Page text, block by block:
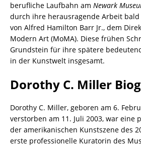
berufliche Laufbahn am Newark
durch ihre herausragende Arbeit
von Alfred Hamilton Barr Jr., dem
Modern Art (MoMA). Diese frühen
Grundstein für ihre spätere
in der Kunstwelt insgesamt.
Dorothy C. Miller
Dorothy C. Miller, geboren am 6.
verstorben am 11. Juli 2003, war eine
der amerikanischen Kunstszene des
erste professionelle Kuratorin des